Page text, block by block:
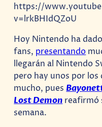
https://
v=lrkBHIdQZoU
Hoy Nintendo ha
fans, presentando
llegarán al Nintendo
pero hay unos por los
mucho, pues
Lost Demon reafirmó
semana.